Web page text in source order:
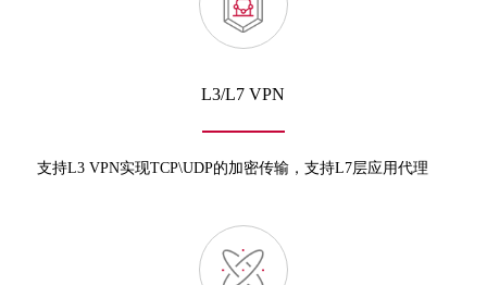
L3/L7 VPN
支持L3 VPN实现TCP\UDP的加密传输，支持L7层应用代理